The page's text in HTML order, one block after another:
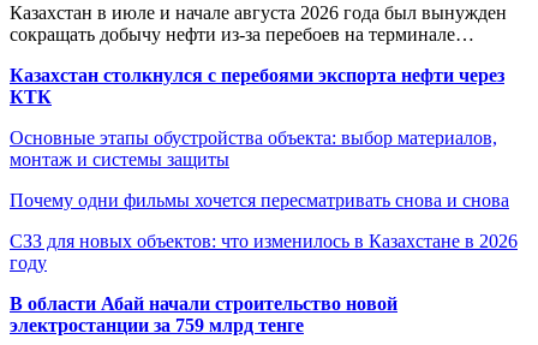
Казахстан в июле и начале августа 2026 года был вынужден
сокращать добычу нефти из-за перебоев на терминале…
Казахстан столкнулся с перебоями экспорта нефти через
КТК
Основные этапы обустройства объекта: выбор материалов,
монтаж и системы защиты
Почему одни фильмы хочется пересматривать снова и снова
СЗЗ для новых объектов: что изменилось в Казахстане в 2026
году
В области Абай начали строительство новой
электростанции за 759 млрд тенге